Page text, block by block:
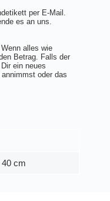
per E-Mail.
es an uns.
alles wie
Betrag. Falls der
ein neues
oder das
cm